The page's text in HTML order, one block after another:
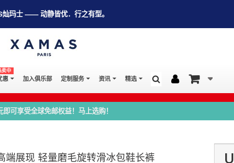
灿玛士 —— 动静皆优．行之有型。
惠
卖中
加入俱乐部 定制服务 资讯 精选
可享受全球免邮权益！马上选购！
端展现 轻量磨毛旋转滑冰包鞋长裤